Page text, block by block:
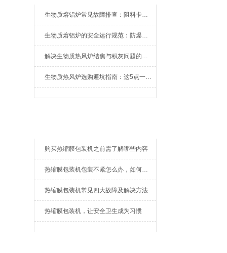
生物质熔铝炉常见故障排查：阻料卡料、火嘴结焦与烟气排放异常的处理
生物质熔铝炉的安全运行规范：防爆、防泄漏与应急处理机制
解决生物质热风炉结焦与积灰问题的关键技术路径探讨
生物质热风炉选购避坑指南：这5点一定要注意
购买热缩膜包装机之前需了解哪些内容
热缩膜包装机包装不紧怎么办，如何解决？
热缩膜包装机常见四大故障及解决方法
热缩膜包装机，让安全卫生成为习惯